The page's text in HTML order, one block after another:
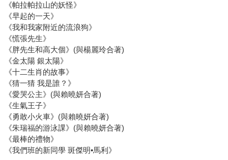
《帕拉帕拉山的妖怪》
《早起的一天》
《我和我家附近的流浪狗》
《慌張先生》
《胖先生和高大個》(與楊麗玲合著)
《金太陽 銀太陽》
《十二生肖的故事》
《猜一猜 我是誰？》
《愛哭公主》(與賴曉妍合著)
《生氣王子》
《勇敢小火車》(與賴曉妍合著)
《朱瑞福的游泳課》(與賴曉妍合著)
《最棒的禮物》
《我們班的新同學 斑傑明•馬利》